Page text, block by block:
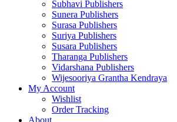
Subhavi Publishers
Sunera Publishers
Surasa Publishers
Suriya Publishers
Susara Publishers
Tharanga Publishers
Vidarshana Publishers
Wijesooriya Grantha Kendraya
My Account
Wishlist
Order Tracking
About